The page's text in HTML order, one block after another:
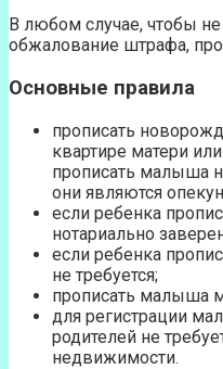
В любом случае, чтобы
обжалование штрафа,
Основные правила
прописать
квартире матери
прописать малыша
они являются
если ребенка
нотариально
если ребенка
не требуется;
прописать малыша
для регистрации
родителей не
недвижимости.